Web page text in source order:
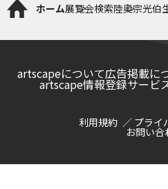
ホーム展覧会検索陸奥宗光伯
artscapeについて広告掲載に
artscape情報登録サービ
利用規約 プライ
お問い合